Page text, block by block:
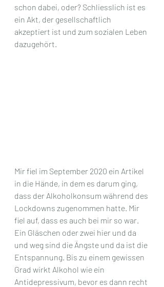
schon dabei, oder? Schliesslich ist es
ein Akt, der gesellschaftlich
akzeptiert ist und zum sozialen Leben
dazugehört.
Mir fiel im September 2020 ein Artikel
in die Hände, in dem es darum ging,
dass der Alkoholkonsum während des
Lockdowns zugenommen hatte. Mir
fiel auf, dass es auch bei mir so war.
Ein Gläschen oder zwei hier und da
und weg sind die Ängste und da ist die
Entspannung. Bis zu einem gewissen
Grad wirkt Alkohol wie ein
Antidepressivum, bevor es dann recht